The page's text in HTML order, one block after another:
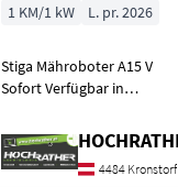
1 KM/1 kW L. pr. 2026
Stiga Mähroboter A15 V
Sofort Verfügbar in
Baujahr: 2026 + Mähfläche
bis zu 1500m² + Mähfläche
pro Mäheinsatz bis zu
4484 Kronstorf